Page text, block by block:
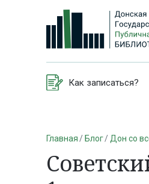
Как записаться?
Главная Блог Дон со